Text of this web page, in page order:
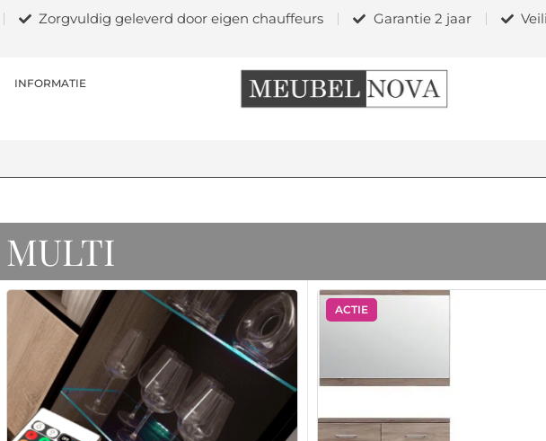
Zorgvuldig geleverd door eigen chauffeurs Garantie 2 jaar
INFORMATIE
MULTI
ACTIE